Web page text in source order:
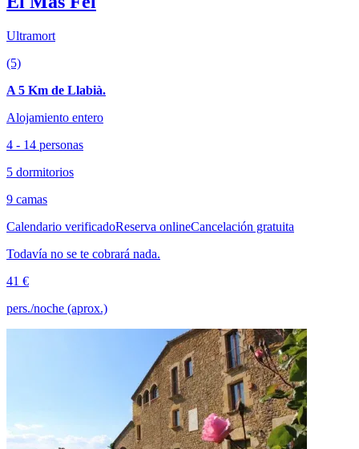
Ultramort
(5)
A 5 Km de Llabià.
Alojamiento entero
4 - 14 personas
5 dormitorios
9 camas
Calendario verificadoReserva onlineCancelación gratuita
Todavía no se te cobrará nada.
41 €
pers./noche (aprox.)